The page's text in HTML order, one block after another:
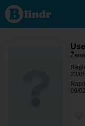
User483122567
- Ona hľadá
niekoho
Trnavský kraj -
23/
09/